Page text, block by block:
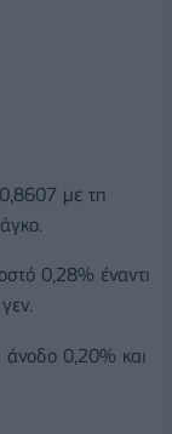
με τη
0,28% έναντι
άνοδο 0,20% και